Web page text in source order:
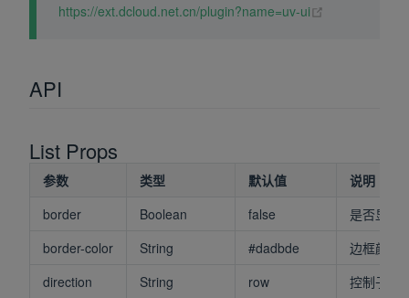
https://ext.dcloud.net.cn/plugin?name=uv-ui
API
List Props
参数 类型 默认值
说明
border
Boolean false
是否显示
border-color
String #dadbde
边框颜色
direction
String row
控制子组